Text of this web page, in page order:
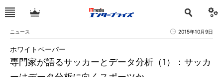
ニュース 2015年10月9日
専門家が語るサッカーとデータ分析（1）：サッカ
ホワイトペーパー